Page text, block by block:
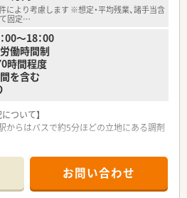
認定企業として、育児と仕事の両立を支援
す。
師やケアマネージャーとも連携し、地域
得奨励やe-learningなど、薬剤師の育成に
により考慮します ※想定・平均残業、諸手当含
固定…
00～18：00
働時間制
時間程度
を含む
ついて】
からはバスで約5分ほどの立地にある調剤
います。
常勤1名の体制で、協力しながら業務を
お問い合わせ